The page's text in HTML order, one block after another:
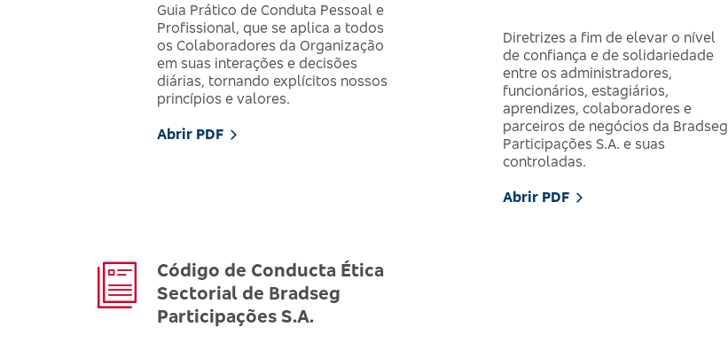
Guia Prático de Conduta Pessoal e
Profissional, que se aplica a todos
os Colaboradores da Organização
em suas interações e decisões
diárias, tornando explícitos nossos
princípios e valores.
Abrir PDF
Diretrizes a fim de elevar o nível
de confiança e de solidariedade
entre os administradores,
funcionários, estagiários,
aprendizes, colaboradores e
parceiros de negócios da Bradseg
Participações S.A. e suas
controladas.
Abrir PDF
Código de Conducta Ética
Sectorial de Bradseg
Participações S.A.